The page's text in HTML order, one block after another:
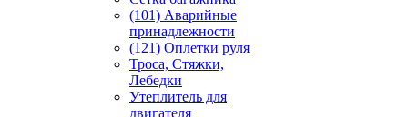
(101) Аварийные
принадлежности
(121) Оплетки руля
Троса, Стяжки,
Лебедки
Утеплитель для
двигателя